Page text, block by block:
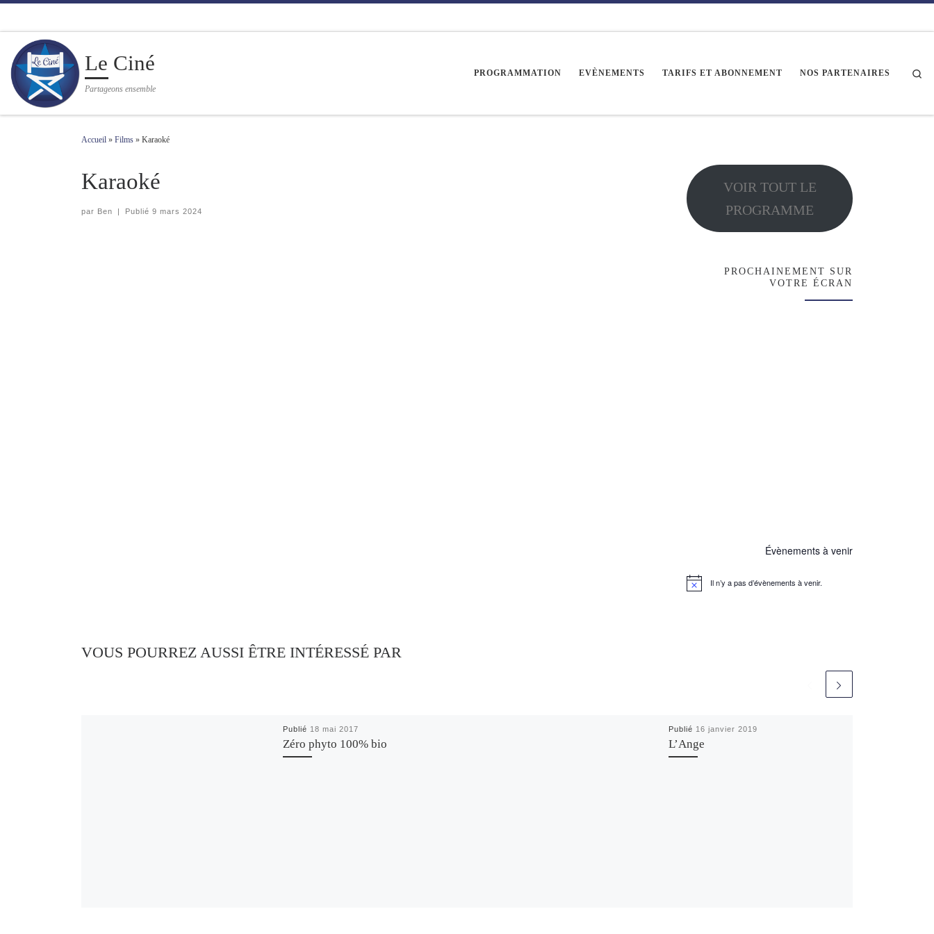
Le Ciné
Partageons ensemble
PROGRAMMATION EVÈNEMENTS TARIFS ET ABONNEMENT NOS PARTENAIRES
Accueil » Films » Karaoké
Karaoké
par Ben Publié 9 mars 2024
VOUS POURREZ AUSSI ÊTRE INTÉRESSÉ PAR
Publié 18 mai 2017
Zéro phyto 100% bio
Publié 16 janvier 2019
L’Ange
VOIR TOUT LE
PROGRAMME
PROCHAINEMENT SUR
VOTRE ÉCRAN
Évènements à venir
N
Il n’y a pas d’évènements à venir.